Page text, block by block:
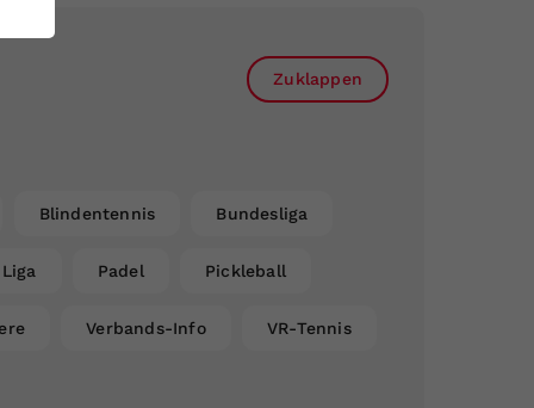
Zuklappen
Blindentennis Bundesliga
Liga Padel Pickleball
Verbands-Info VR-Tennis